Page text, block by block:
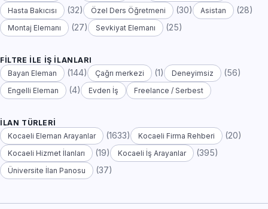
Hasta Bakıcısı (32) Özel Ders Öğretmeni (30) Asistan (28)
Montaj Elemanı (27) Sevkiyat Elemanı (25)
FILTRE ILE İŞ İLANLARI
Bayan Eleman
(144) Çağrı merkezi (1) Deneyimsiz (56)
Engelli Eleman (4) Evden İş Freelance / Serbest
İLAN TÜRLERI
Kocaeli Eleman Arayanlar
(1633) Kocaeli Firma Rehberi (20)
Kocaeli Hizmet İlanları (19) Kocaeli İş Arayanlar (395)
Üniversite İlan Panosu (37)